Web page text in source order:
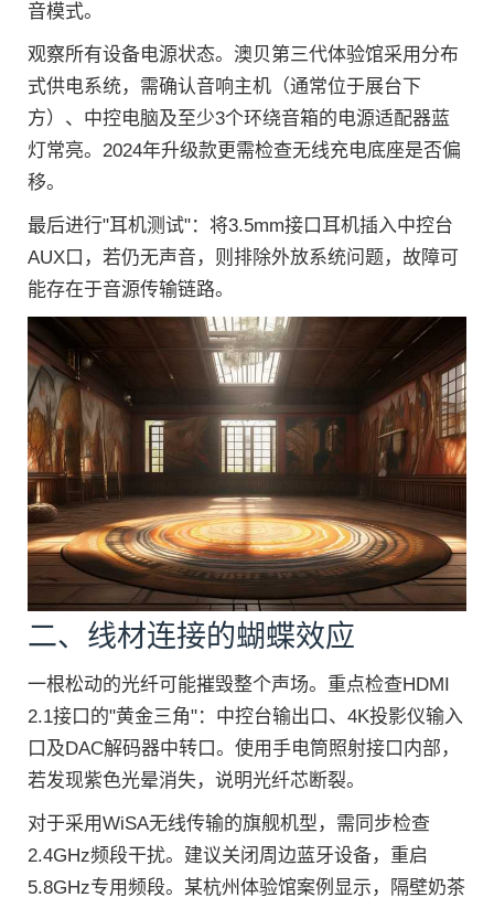
音模式。
观察所有设备电源状态。澳贝第三代体验馆采用分布
式供电系统，需确认音响主机（通常位于展台下
方）、中控电脑及至少3个环绕音箱的电源适配器蓝
灯常亮。2024年升级款更需检查无线充电底座是否偏
移。
最后进行"耳机测试"：将3.5mm接口耳机插入中控台
AUX口，若仍无声音，则排除外放系统问题，故障可
能存在于音源传输链路。
二、线材连接的蝴蝶效应
一根松动的光纤可能摧毁整个声场。重点检查HDMI
2.1接口的"黄金三角"：中控台输出口、4K投影仪输入
口及DAC解码器中转口。使用手电筒照射接口内部，
若发现紫色光晕消失，说明光纤芯断裂。
对于采用WiSA无线传输的旗舰机型，需同步检查
2.4GHz频段干扰。建议关闭周边蓝牙设备，重启
5.8GHz专用频段。某杭州体验馆案例显示，隔壁奶茶